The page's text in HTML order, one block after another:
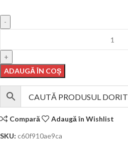
ADAUGĂ ÎN COȘ
Compară
Adaugă în Wishlist
SKU: c60f910ae9ca